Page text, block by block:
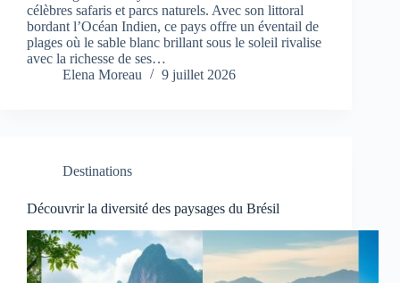
célèbres safaris et parcs naturels. Avec son littoral
bordant l’Océan Indien, ce pays offre un éventail de
plages où le sable blanc brillant sous le soleil rivalise
avec la richesse de ses…
Elena Moreau
9 juillet 2026
Destinations
Découvrir la diversité des paysages du Brésil